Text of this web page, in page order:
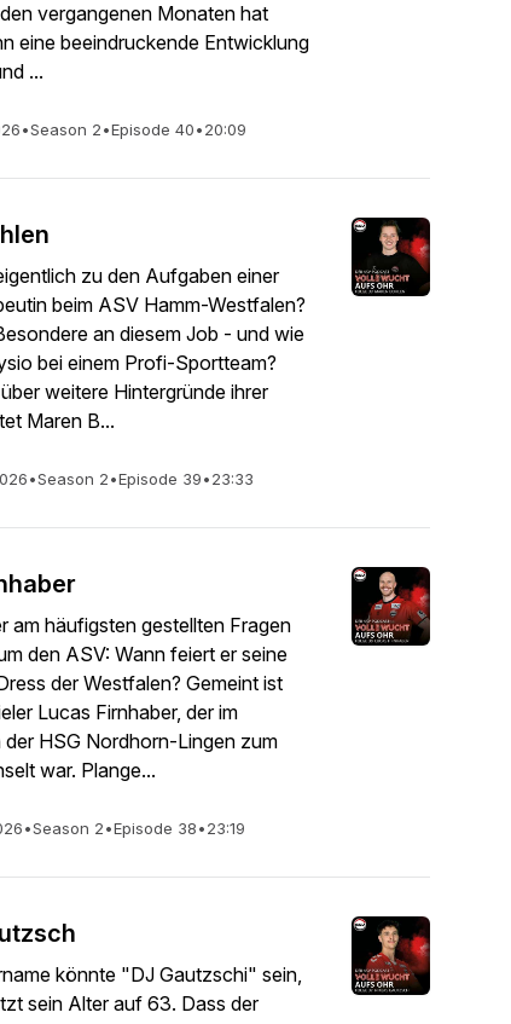
vergangenen Monaten hat
eine beeindruckende Entwicklung
...
•Season 2•Episode 40•20:09
zu den Aufgaben einer
beim ASV Hamm-Westfalen?
an diesem Job - und wie
bei einem Profi-Sportteam?
weitere Hintergründe ihrer
Maren B...
•Season 2•Episode 39•23:33
am häufigsten gestellten Fragen
den ASV: Wann feiert er seine
der Westfalen? Gemeint ist
Lucas Firnhaber, der im
der HSG Nordhorn-Lingen zum
war. Plange...
•Season 2•Episode 38•23:19
könnte "DJ Gautzschi" sein,
sein Alter auf 63. Dass der